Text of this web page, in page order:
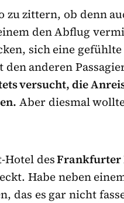
zu zittern, ob denn
den Abflug
sich eine
anderen
versucht, die
Aber diesmal
Hotel desFrankfurter
Habe neben
das es gar nicht